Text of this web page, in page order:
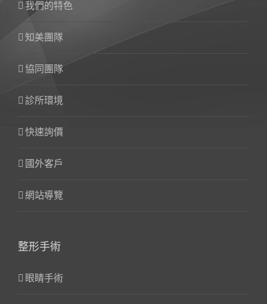
我們的特色
知美團隊
協同團隊
診所環境
快速詢價
國外客戶
網站導覽
整形手術
眼睛手術